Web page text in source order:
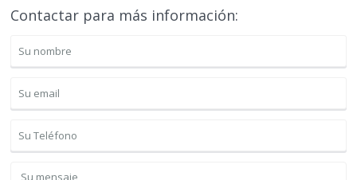
Contactar para más información: